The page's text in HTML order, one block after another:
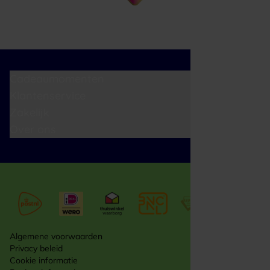
Algemene voorwaarden
Privacy beleid
Cookie informatie